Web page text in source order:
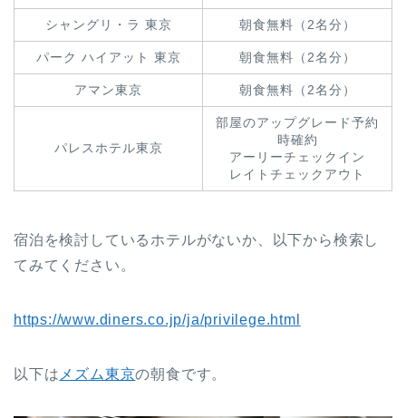
シャングリ・ラ 東京 朝食無料（2名分）
パーク ハイアット 東京 朝食無料（2名分）
アマン東京 朝食無料（2名分）
パレスホテル東京
部屋のアップグレード予約
時確約
アーリーチェックイン
レイトチェックアウト
宿泊を検討しているホテルがないか、以下から検索し
てみてください。
https://www.diners.co.jp/ja/privilege.html
以下は メズム東京の朝食です。